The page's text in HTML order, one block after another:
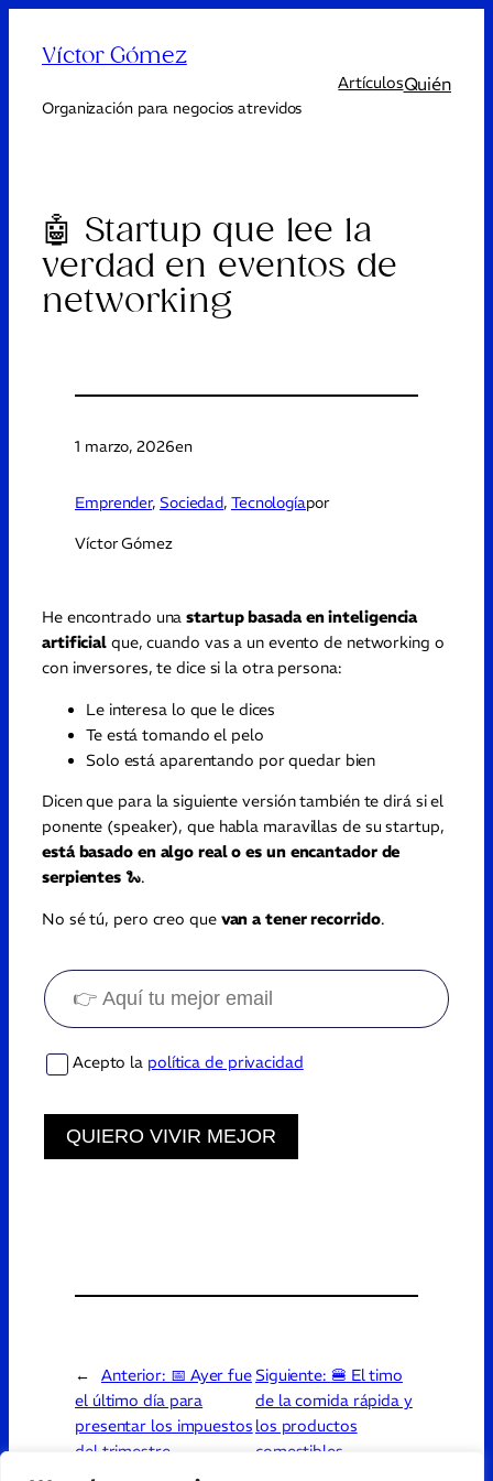
Víctor Gómez
Organización para negocios atrevidos
ArtículosQuién
🤖 Startup que lee la
verdad en eventos de
networking
1 marzo, 2026en
Emprender, Sociedad, Tecnologíapor
Víctor Gómez
He encontrado unastartup basada en inteligencia
artificial que, cuando vas a un evento de networking o
con inversores, te dice si la otra persona:
Le interesa lo que le dices
Te está tomando el pelo
Solo está aparentando por quedar bien
Dicen que para la siguiente versión también te dirá si el
ponente (speaker), que habla maravillas de su startup,
está basado en algo real o es un encantador de
serpientes 🐍.
No sé tú, pero creo que van a tener recorrido.
Acepto la política de privacidad
QUIERO VIVIR MEJOR
← Anterior: 📅 Ayer fue
el último día para
presentar los impuestos
del trimestre
Siguiente: 🍔 El timo
de la comida rápida y
los productos
comestibles